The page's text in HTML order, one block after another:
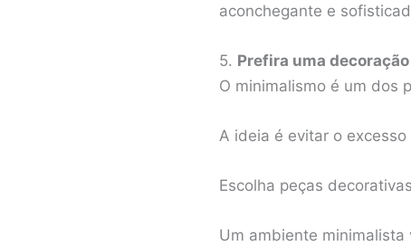
aconchegante e
5. Prefira uma
O minimalismo é um dos
A ideia é evitar o
Escolha peças
Um ambiente